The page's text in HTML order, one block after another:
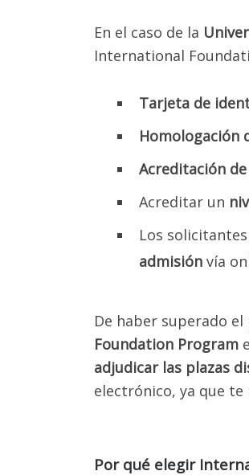
En el caso de la
International
Tarjeta de
Homologación
Acreditación de
Acreditar un
Los
admisión vía
De haber superado
Foundation Program
adjudicar las plazas
electrónico, ya que
Por qué elegir